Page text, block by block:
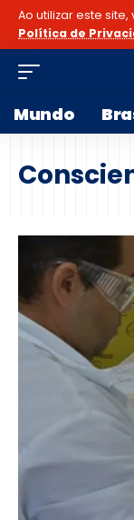
Ao utilizar este
Política de
Mundo